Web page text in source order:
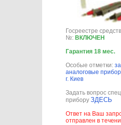
Госреестре
№: ВКЛЮЧЕН
Гарантия 18 мес.
Особые отметки:
аналоговые
г. Киев
Задать вопрос
прибору ЗДЕСЬ
Ответ на Ваш
отправлен в